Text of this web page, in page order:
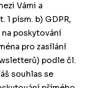
Vámi a
1 písm. b) GDPR,
na poskytování
pro zasílání
podle čl.
souhlas se